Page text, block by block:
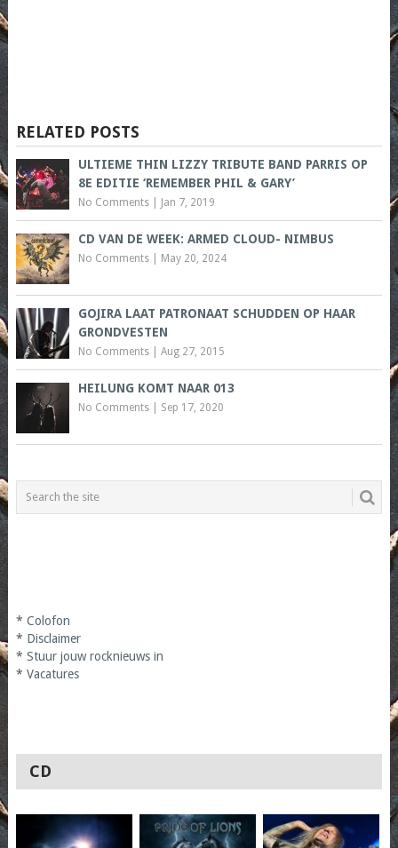
RELATED POSTS
ULTIEME THIN LIZZY TRIBUTE BAND PARRIS OP
8E EDITIE ‘REMEMBER PHIL & GARY’
No Comments| Jan 7, 2019
CD VAN DE WEEK: ARMED CLOUD- NIMBUS
No Comments| May 20, 2024
GOJIRA LAAT PATRONAAT SCHUDDEN OP HAAR
GRONDVESTEN
No Comments| Aug 27, 2015
HEILUNG KOMT NAAR 013
No Comments| Sep 17, 2020
* Colofon
* Disclaimer
* Stuur jouw rocknieuws in
* Vacatures
CD